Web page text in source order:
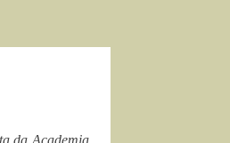
da Academia